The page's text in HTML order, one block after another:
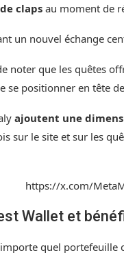
claps au moment de
un nouvel échange
noter que les quêtes
se positionner en tête
ajoutent une
sur le site et sur les
https://x.com/
Wallet et
quel portefeuille